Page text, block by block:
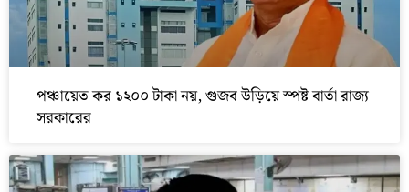
পঞ্চায়েত কর ১২০০ টাকা নয়, গুজব উড়িয়ে স্পষ্ট বার্তা রাজ্য
সরকারের